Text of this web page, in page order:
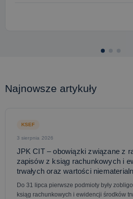
Najnowsze artykuły
KSEF
3 sierpnia 2026
JPK CIT – obowiązki związane z
zapisów z ksiąg rachunkowych i
trwałych oraz wartości
Do 31 lipca pierwsze podmioty były
ksiąg rachunkowych i ewidencji środków